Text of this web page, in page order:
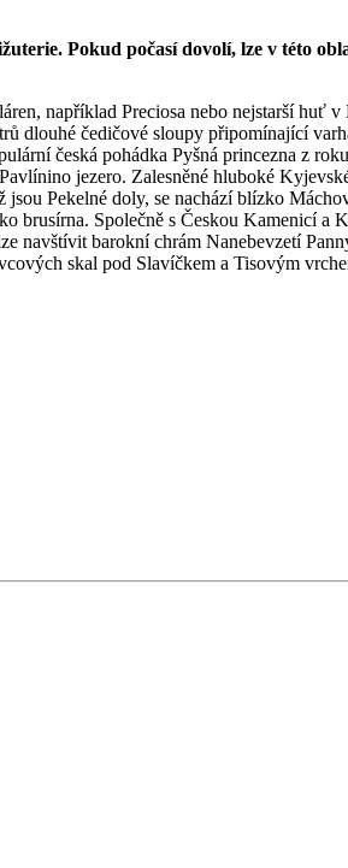
Pokud počasí dovolí, lze v této
například Preciosa nebo nejstarší huť
dlouhé čedičové sloupy připomínající
česká pohádka Pyšná princezna z
jezero. Zalesněné hluboké
Pekelné doly, se nachází blízko
brusírna. Společně s Českou Kamenicí a
barokní chrám Nanebevzetí
skal pod Slavíčkem a Tisovým